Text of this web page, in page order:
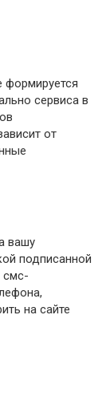
формируется
сервиса в
от
вашу
подписанной
смс-
на сайте